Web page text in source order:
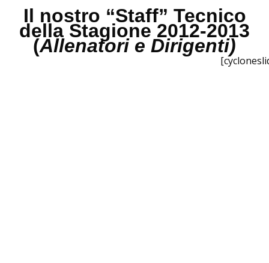
Il nostro “Staff” Tecnico
della Stagione 2012-2013
(Allenatori e Dirigenti)